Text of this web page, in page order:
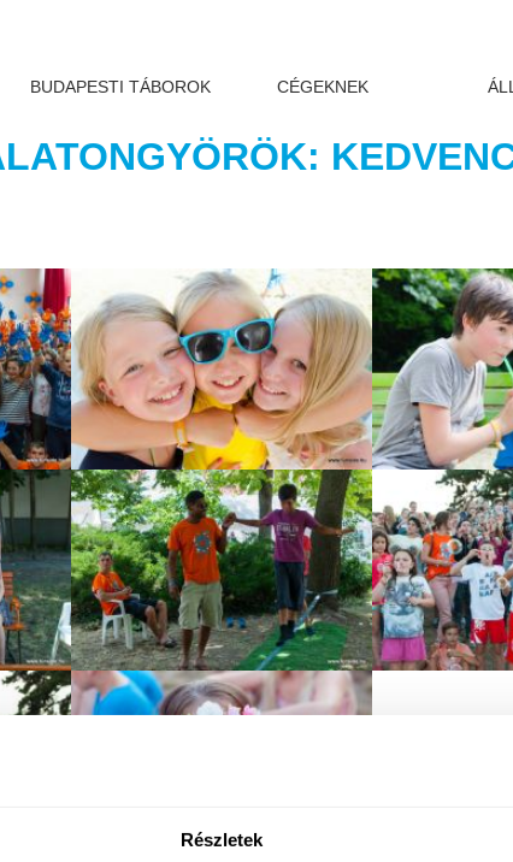
Részletek
BUDAPESTI TÁBOROK CÉGEKNEK